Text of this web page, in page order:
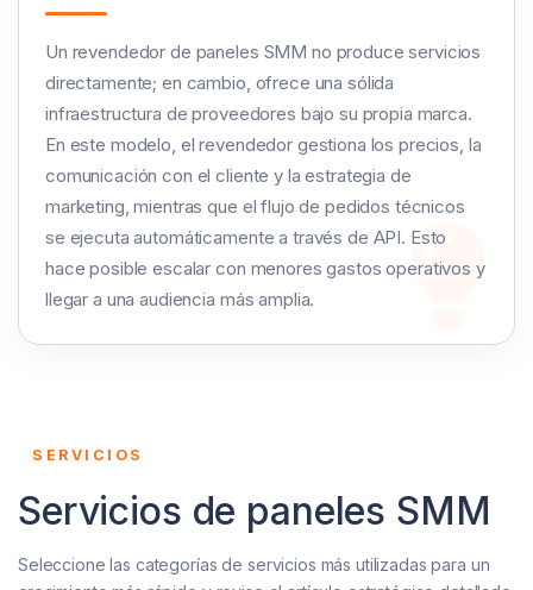
Un revendedor de paneles SMM no produce servicios
directamente; en cambio, ofrece una sólida
infraestructura de proveedores bajo su propia marca.
En este modelo, el revendedor gestiona los precios, la
comunicación con el cliente y la estrategia de
marketing, mientras que el flujo de pedidos técnicos
se ejecuta automáticamente a través de API. Esto
hace posible escalar con menores gastos operativos y
llegar a una audiencia más amplia.
SERVICIOS
Servicios de paneles SMM
Seleccione las categorías de servicios más utilizadas para un